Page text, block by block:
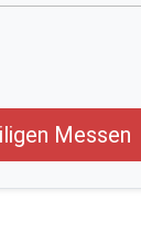
Messen